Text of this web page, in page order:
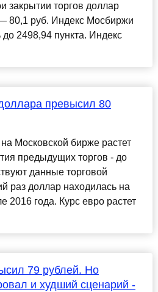
закрытии торгов доллар
80,1 руб. Индекс Мосбиржи
2498,94 пункта. Индекс
превысил 80
Московской бирже растет
предыдущих торгов - до
данные торговой
раз доллар находилась на
2016 года. Курс евро растет
79 рублей. Но
и худший сценарий -